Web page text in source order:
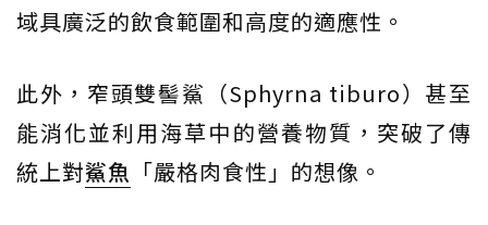
域具廣泛的飲食範圍和高度的適應性。
此外，窄頭雙髻鯊（Sphyrna tiburo）甚至
能消化並利用海草中的營養物質，突破了傳
統上對鯊魚 「嚴格肉食性」的想像。